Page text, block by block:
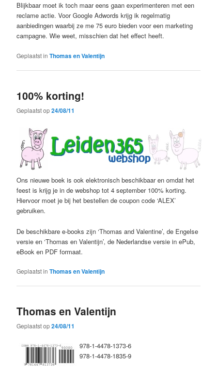
Blijkbaar moet ik toch maar eens gaan experimenteren met een
reclame actie. Voor Google Adwords krijg ik regelmatig
aanbiedingen waarbij ze me 75 euro bieden voor een marketing
campagne. Wie weet, misschien dat het effect heeft.
Geplaatst in Thomas en Valentijn
100% korting!
Geplaatst op24/08/11
Ons nieuwe boek is ook elektronisch beschikbaar en omdat het
feest is krijg je in de webshop tot 4 september 100% korting.
Hiervoor moet je bij het bestellen de coupon code ‘ALEX’
gebruiken.
De beschikbare e-books zijn ‘Thomas and Valentine’, de Engelse
versie en ‘Thomas en Valentijn’, de Nederlandse versie in ePub,
eBook en PDF formaat.
Geplaatst in Thomas en Valentijn
Thomas en Valentijn
Geplaatst op24/08/11
978-1-4478-1373-6
978-1-4478-1835-9